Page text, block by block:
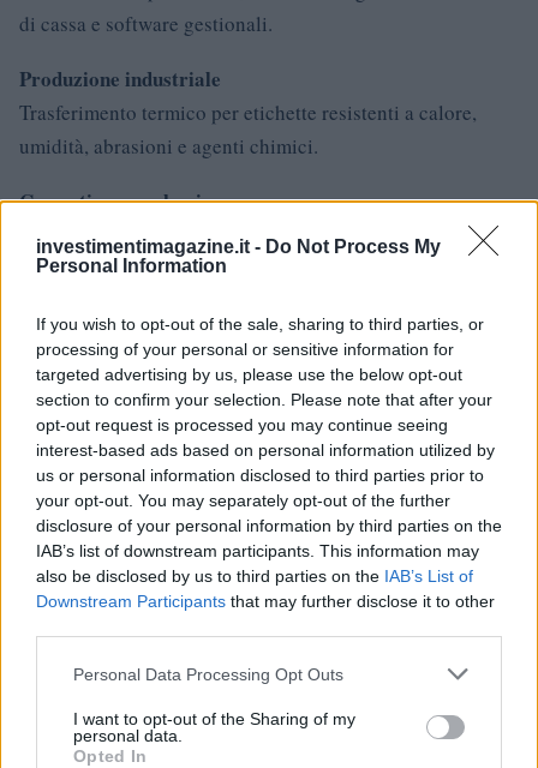
investimentimagazine.it - Do Not Process My
Personal Information
If you wish to opt-out of the sale, sharing to third parties, or
processing of your personal or sensitive information for
targeted advertising by us, please use the below opt-out
section to confirm your selection. Please note that after your
opt-out request is processed you may continue seeing
interest-based ads based on personal information utilized by
us or personal information disclosed to third parties prior to
your opt-out. You may separately opt-out of the further
disclosure of your personal information by third parties on the
IAB’s list of downstream participants. This information may
also be disclosed by us to third parties on the IAB’s List of
Downstream Participants that may further disclose it to other
Please note that this website/app uses one or more Google
not limited to your visit or usage behaviour. You may click to
grant or deny consent to Google and its third-party tags to
Personal Data Processing Opt Outs
I want to opt-out of the Sharing of my
personal data.
Opted In
di cassa e software gestionali.
Produzione industriale
Trasferimento termico per etichette resistenti a calore,
umidità, abrasioni e agenti chimici.
Cosmetica e packaging
Inkjet per qualità cromatica, immagini nitide e branding
visivo.
Sanità e laboratori
Termica per etichette durevoli, leggibili e compatibili con
ambienti sterili.
La scelta corretta dipende da volumi, materiali, ambiente
di lavoro e durata richiesta delle etichette.
Uno sguardo finale sul mercato
Il settore delle stampanti termiche continua a crescere
logistici, l’automazione dei magazzini e l’evoluzione dei
materiali di stampa stanno spingendo le aziende verso
soluzioni sempre più affidabili e performanti.